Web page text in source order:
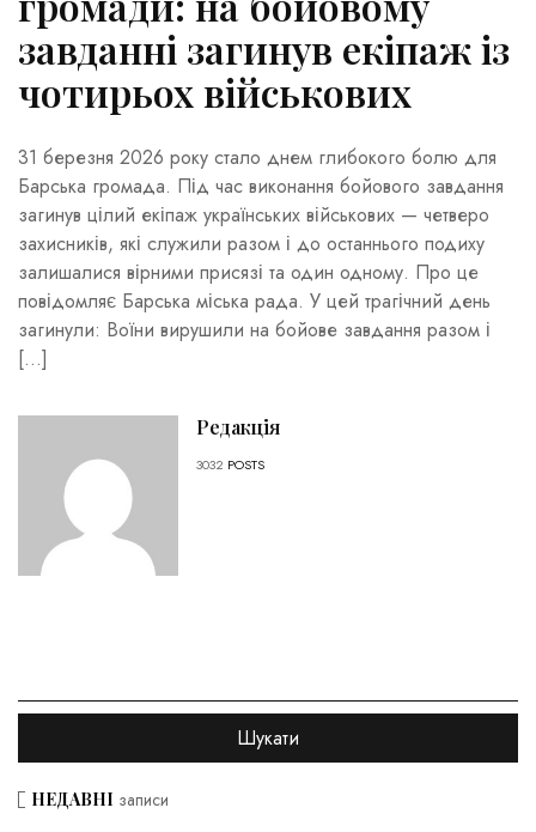
завданні загинув екіпаж із
чотирьох військових
31 березня 2026 року стало днем глибокого болю для
Барська громада. Під час виконання бойового завдання
загинув цілий екіпаж українських військових — четверо
захисників, які служили разом і до останнього подиху
залишалися вірними присязі та один одному. Про це
повідомляє Барська міська рада. У цей трагічний день
загинули: Воїни вирушили на бойове завдання разом і
[…]
Редакція
3032 POSTS
НЕДАВНІ записи